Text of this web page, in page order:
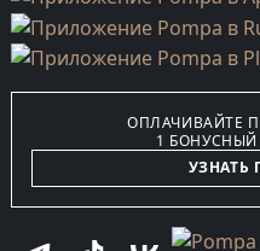
ОПЛАЧИВАЙТЕ
1 БОНУСНЫЙ
УЗНАТЬ